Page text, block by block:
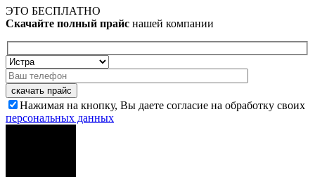
ЭТО БЕСПЛАТНО
Скачайте полный прайс нашей компании
скачать прайс
Нажимая на кнопку, Вы даете согласие на обработку своих
персональных данных